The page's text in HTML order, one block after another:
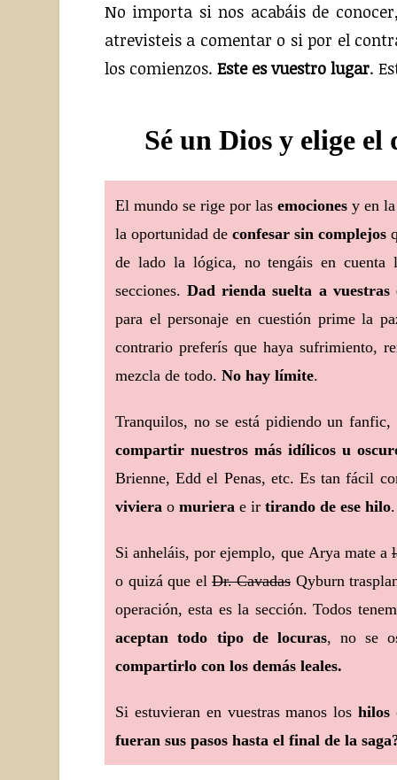
No importa si nos acabáis de
atrevisteis a comentar o si por el
los comienzos. Este es vuestro lugar.
Sé un Dios y elige
El mundo se rige por las emociones y en
la oportunidad de confesar sin complejos
de lado la lógica, no tengáis en cuenta
secciones. Dad rienda suelta a vuestras
para el personaje en cuestión prime la
contrario preferís que haya sufrimiento,
mezcla de todo. No hay límite.
Tranquilos, no se está pidiendo un
compartir nuestros más idílicos u
Brienne, Edd el Penas, etc. Es tan fácil
viviera o muriera e ir tirando de ese hilo.
Si anheláis, por ejemplo, que Arya mate a
o quizá que el Dr. Cavadas Qyburn
operación, esta es la sección. Todos
aceptan todo tipo de locuras, no se
compartirlo con los demás leales.
Si estuvieran en vuestras manos los hilos
fueran sus pasos hasta el final de la